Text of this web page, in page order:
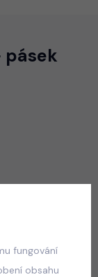
pásek
fungování
obsahu